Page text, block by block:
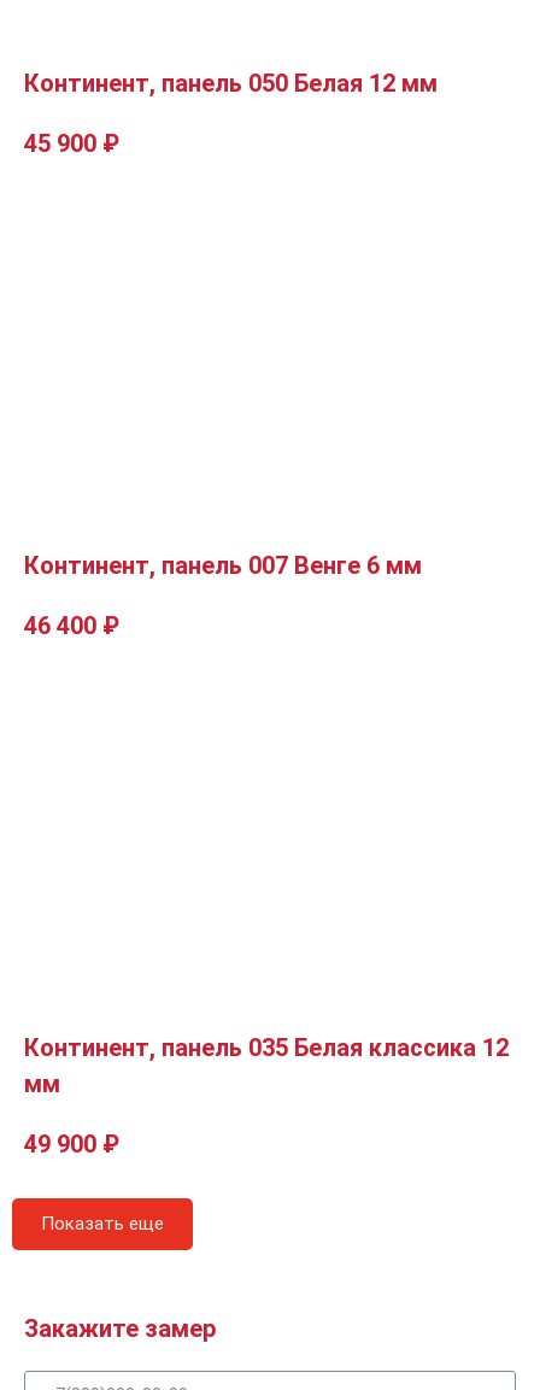
Континент, панель 050 Белая 12 мм
45 900 ₽
Континент, панель 007 Венге 6 мм
46 400 ₽
Континент, панель 035 Белая классика 12
мм
49 900 ₽
Показать еще
Закажите замер